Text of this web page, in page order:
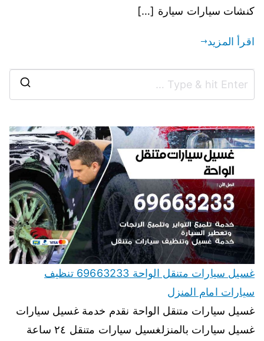
كنشات سيارات سيارة […]
اقرأ المزيد
غسيل سيارات متنقل الواحة 69663233 تنظيف
سيارات امام المنزل
غسيل سيارات متنقل الواحة نقدم خدمة غسيل سيارات
غسيل سيارات بالمنزلغسيل سيارات متنقل ٢٤ ساعة